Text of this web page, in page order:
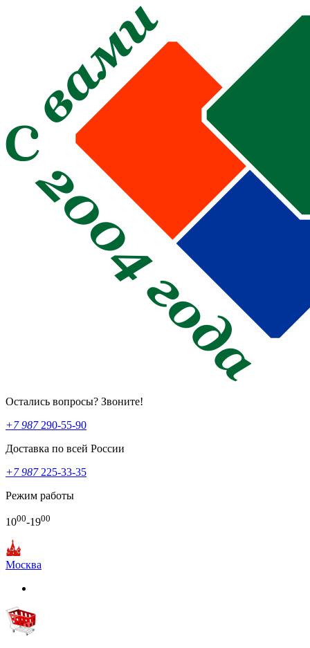
Остались вопросы? Звоните!
+7 987290-55-90
Доставка по всей России
+7 987225-33-35
Режим работы
1000-1900
Москва